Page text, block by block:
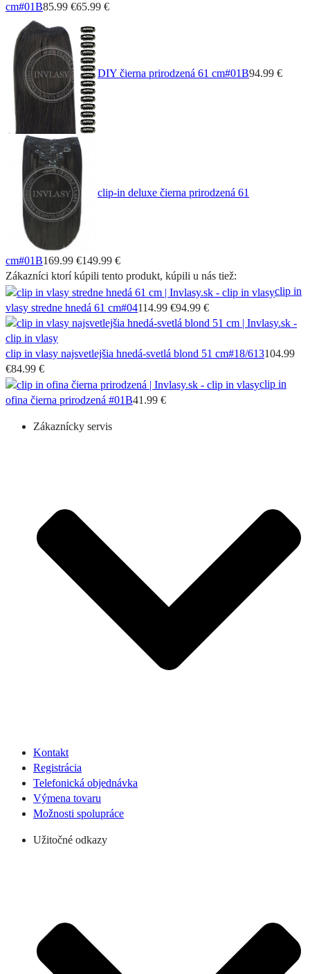
cm#01B85.99 €65.99 €
DIY čierna prirodzená 61 cm#01B94.99 €
clip-in deluxe čierna prirodzená 61
cm#01B169.99 €149.99 €
Zákazníci ktorí kúpili tento produkt, kúpili u nás tiež:
clip in
vlasy stredne hnedá 61 cm#04114.99 €94.99 €
clip in vlasy najsvetlejšia hnedá-svetlá blond 51 cm#18/613104.99
€84.99 €
clip in
ofina čierna prirodzená #01B41.99 €
Zákaznícky servis
Kontakt
Registrácia
Telefonická objednávka
Výmena tovaru
Možnosti spolupráce
Užitočné odkazy